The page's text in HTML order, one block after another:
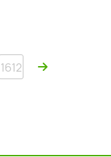
1612 Próxima